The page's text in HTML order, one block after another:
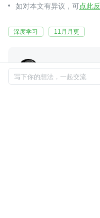
如对本文有异议，可点此
深度学习 11月月更
Studying_swz
写下你的想法，一起交流